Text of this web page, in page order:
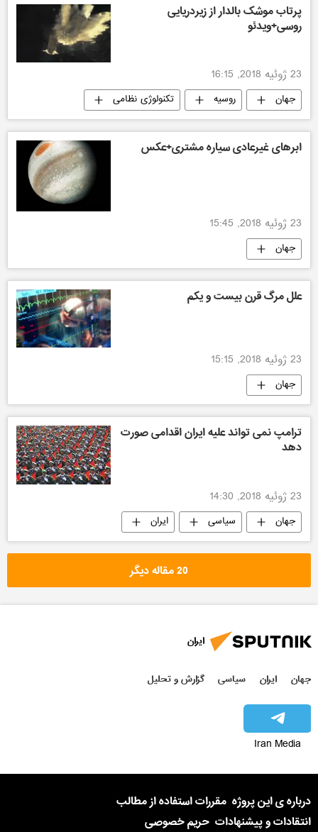
پرتاب موشک بالدار از زیردریایی
روسی+ویدئو
23 ژوئیه 2018, 16:15
جهان روسیه تکنولوژی نظامی
ابرهای غیرعادی سیاره مشتری+عکس
23 ژوئیه 2018, 15:45
جهان
علل مرگ قرن بیست و یکم
23 ژوئیه 2018, 15:15
جهان
ترامپ نمی تواند علیه ایران اقدامی صورت
دهد
23 ژوئیه 2018, 14:30
جهان سیاسی ایران
20 مقاله دیگر
ایران
جهان ایران سیاسی گزارش و تحلیل
Iran Media
درباره ی این پروژه مقررات استفاده از مطالب
انتقادات و پیشنهادات حریم خصوصی